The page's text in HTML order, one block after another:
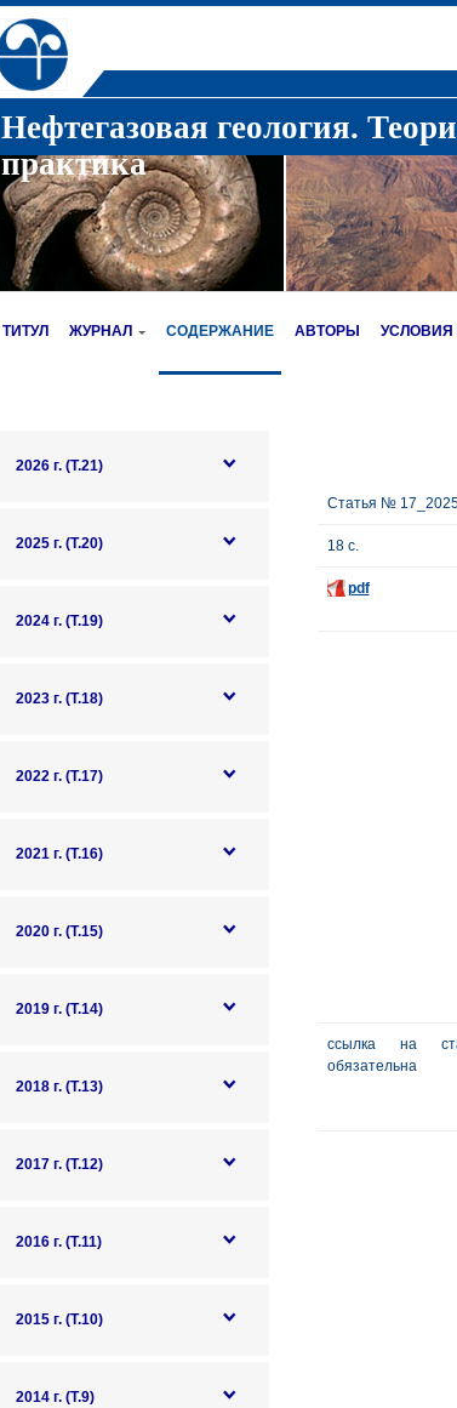
Нефтегазовая геология.
практика
ТИТУЛ ЖУРНАЛ СОДЕРЖАНИЕ АВТОРЫ УСЛОВИЯ
2026 г. (Т.21)
2025 г. (Т.20)
2024 г. (Т.19)
2023 г. (Т.18)
2022 г. (Т.17)
2021 г. (Т.16)
2020 г. (Т.15)
2019 г. (Т.14)
2018 г. (Т.13)
2017 г. (Т.12)
2016 г. (Т.11)
2015 г. (Т.10)
2014 г. (Т.9)
Статья №
18 с.
pdf
ссылка на
обязательна